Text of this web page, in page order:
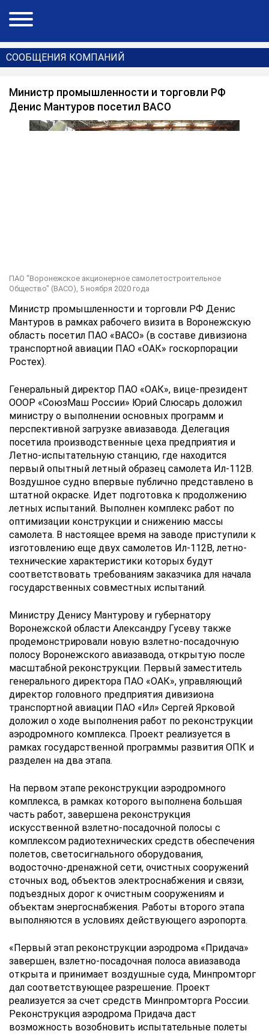
СООБЩЕНИЯ КОМПАНИЙ
Министр промышленности и торговли РФ
Денис Мантуров посетил ВАСО
ПАО "Воронежское акционерное самолетостроительное
Общество" (ВАСО), 5 ноября 2020 года
Министр промышленности и торговли РФ Денис
Мантуров в рамках рабочего визита в Воронежскую
область посетил ПАО «ВАСО» (в составе дивизиона
транспортной авиации ПАО «ОАК» госкорпорации
Ростех).
Генеральный директор ПАО «ОАК», вице-президент
ОООР «СоюзМаш России» Юрий Слюсарь доложил
министру о выполнении основных программ и
перспективной загрузке авиазавода. Делегация
посетила производственные цеха предприятия и
Летно-испытательную станцию, где находится
первый опытный летный образец самолета Ил-112В.
Воздушное судно впервые публично представлено в
штатной окраске. Идет подготовка к продолжению
летных испытаний. Выполнен комплекс работ по
оптимизации конструкции и снижению массы
самолета. В настоящее время на заводе приступили к
изготовлению еще двух самолетов Ил-112В, летно-
технические характеристики которых будут
соответствовать требованиям заказчика для начала
государственных совместных испытаний.
Министру Денису Мантурову и губернатору
Воронежской области Александру Гусеву также
продемонстрировали новую взлетно-посадочную
полосу Воронежского авиазавода, открытую после
масштабной реконструкции. Первый заместитель
генерального директора ПАО «ОАК», управляющий
директор головного предприятия дивизиона
транспортной авиации ПАО «Ил» Сергей Ярковой
доложил о ходе выполнения работ по реконструкции
аэродромного комплекса. Проект реализуется в
рамках государственной программы развития ОПК и
разделен на два этапа.
На первом этапе реконструкции аэродромного
комплекса, в рамках которого выполнена большая
часть работ, завершена реконструкция
искусственной взлетно-посадочной полосы с
комплексом радиотехнических средств обеспечения
полетов, светосигнального оборудования,
водосточно-дренажной сети, очистных сооружений
сточных вод, объектов электроснабжения и связи,
подъездных дорог к очистным сооружениям и
объектам энергоснабжения. Работы второго этапа
выполняются в условиях действующего аэропорта.
«Первый этап реконструкции аэродрома «Придача»
завершен, взлетно-посадочная полоса авиазавода
открыта и принимает воздушные суда, Минпромторг
дал соответствующее разрешение. Проект
реализуется за счет средств Минпромторга России.
Реконструкция аэродрома Придача даст
возможность возобновить испытательные полеты